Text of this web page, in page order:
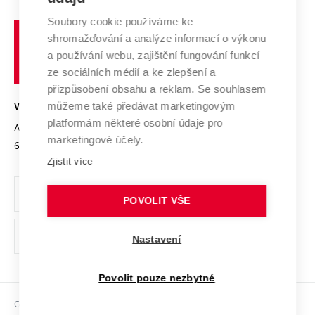
Systém zajišťování kvality výzkumu
Výzkumné infrastruktury
Transfer znalostí
Open Science
Projekty
Projekty ze strukturálních fondů
Specifický výzkum
Spolupráce se školami
Služby univerzity
Mezinárodní dohody
Univerzitní sítě
Profil univerzity
Udržitelná univerzita
Podnikavá univerzita / ContriBUTe
Bezpečná univerzita
Vyznamenání
Organizační struktura
Ochrana osobních údajů
odkaz)
Sociální bezpečí
učení
technické
VYSOKÉ UČENÍ TECHNICKÉ V BRNĚ
Antonínská 548/1
602 00 Brno
www.vut.cz
vut@vutbr.cz
Copyright © 2026 VUT
Soubory cookie používáme ke
shromažďování a analýze informací o výkonu
a používání webu, zajištění fungování funkcí
ze sociálních médií a ke zlepšení a
přizpůsobení obsahu a reklam. Se souhlasem
můžeme také předávat marketingovým
platformám některé osobní údaje pro
marketingové účely.
Zjistit více
POVOLIT VŠE
Nastavení
Povolit pouze nezbytné